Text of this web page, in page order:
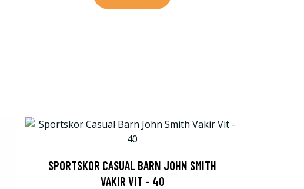
SPORTSKOR CASUAL BARN JOHN SMITH
VAKIR VIT - 40